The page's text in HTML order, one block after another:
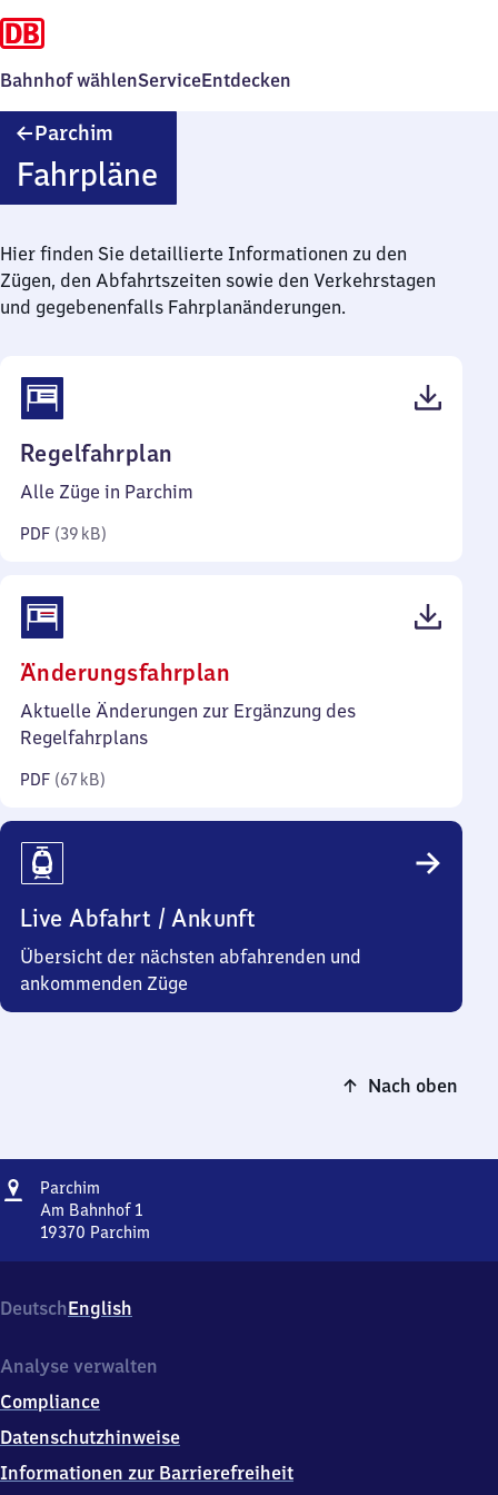
Bahnhof wählenServiceEntdecken
Parchim
Fahrpläne
Hier finden Sie detaillierte Informationen zu den
Zügen, den Abfahrtszeiten sowie den Verkehrstagen
und gegebenenfalls Fahrplanänderungen.
Regelfahrplan
39
Alle Züge in Parchim
PDF (39 kB)
Änderungsfahrplan
67
Aktuelle Änderungen zur Ergänzung des
Regelfahrplans
PDF (67 kB)
Live Abfahrt / Ankunft
Übersicht der nächsten abfahrenden und
ankommenden Züge
Nach oben
Adresse
Parchim
Am Bahnhof 1
19370 Parchim
Bahnhof
1,
9
7
0
DeutschEnglish
Analyse verwalten
Compliance
Datenschutzhinweise
Informationen zur Barrierefreiheit